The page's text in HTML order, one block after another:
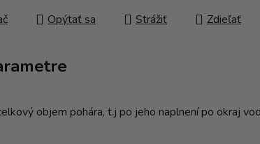
Opýtať sa Strážiť Zdieľať
objem pohára, t.j po jeho naplnení po okraj